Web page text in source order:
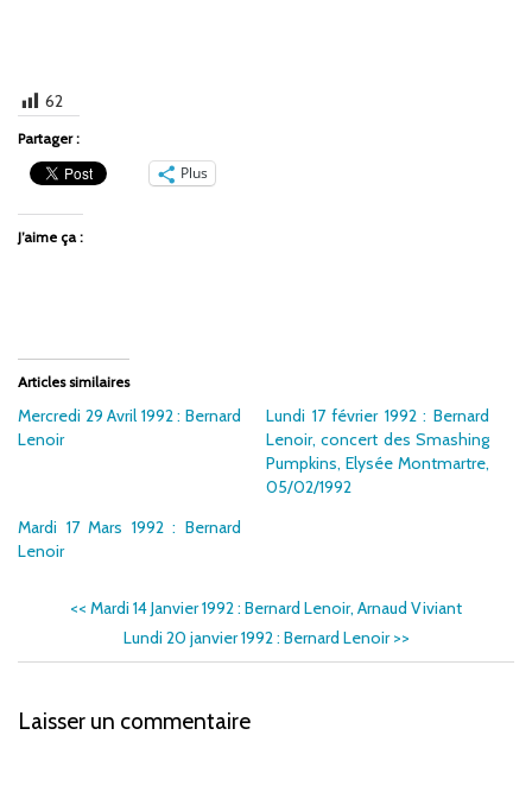
62
Partager :
Plus
J’aime ça :
Articles similaires
Mercredi 29 Avril 1992 : Bernard
Lenoir
Lundi 17 février 1992 : Bernard
Lenoir, concert des Smashing
Pumpkins, Elysée Montmartre,
05/02/1992
Mardi 17 Mars 1992 : Bernard
Lenoir
<< Mardi 14 Janvier 1992 : Bernard Lenoir, Arnaud Viviant
Lundi 20 janvier 1992 : Bernard Lenoir>>
Laisser un commentaire